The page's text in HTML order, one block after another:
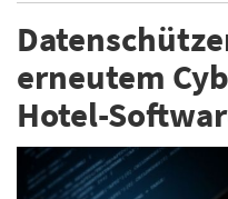
erneutem
Hotel-